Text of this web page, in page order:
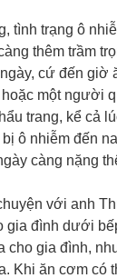
tình trạng ô
thêm trầm
cứ đến giờ
một người
trang, kể cả
ô nhiễm đến
càng nặng
với anh
gia đình dưới
gia đình,
Khi ăn cơm có